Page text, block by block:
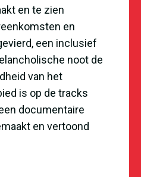
en te zien
en
een inclusief
noot de
van het
is op de tracks
documentaire
en vertoond